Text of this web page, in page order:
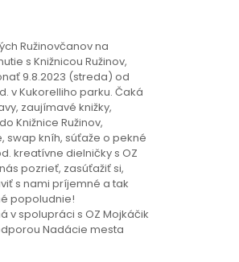
Ružinovčanov na
s Knižnicou Ružinov,
9.8.2023 (streda) od
v Kukorelliho parku. Čaká
zaujímavé knižky,
Knižnice Ružinov,
swap kníh, súťaže o pekné
kreatívne dielničky s OZ
pozrieť, zasúťažiť si,
s nami príjemné a tak
popoludnie!
v spolupráci s OZ Mojkáčik
Nadácie mesta